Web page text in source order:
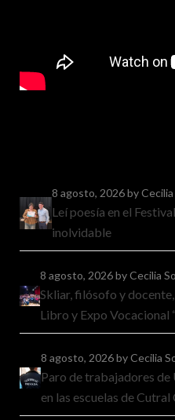
8 agosto, 2026by
Leí poesía en el
inolvidable
8 agosto, 2026by Cecilia
Skliar, filósofo y
Libro y Expo Vocacional
8 agosto, 2026by Cecilia
Paro de trabajadores de
en las escuelas de